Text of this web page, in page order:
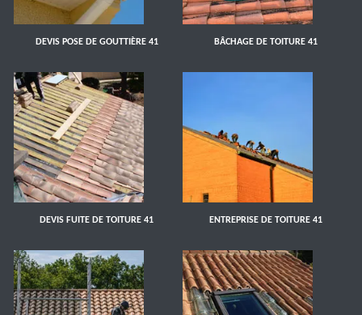
DEVIS POSE DE GOUTTIÈRE 41 BÂCHAGE DE TOITURE 41
DEVIS FUITE DE TOITURE 41 ENTREPRISE DE TOITURE 41